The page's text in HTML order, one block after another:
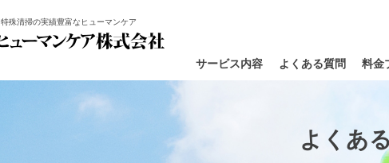
特殊清掃の実績豊富なヒューマンケア
サービス内容 よくある質問 料金
よくあ